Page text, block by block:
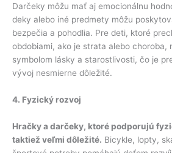
Darčeky môžu mať aj emocionálnu
deky alebo iné predmety môžu
bezpečia a pohodlia. Pre deti, ktoré
obdobiami, ako je strata alebo choroba,
symbolom lásky a starostlivosti, čo je
vývoj nesmierne dôležité.
4. Fyzický rozvoj
Hračky a darčeky, ktoré podporujú
taktiež veľmi dôležité. Bicykle, lopty,